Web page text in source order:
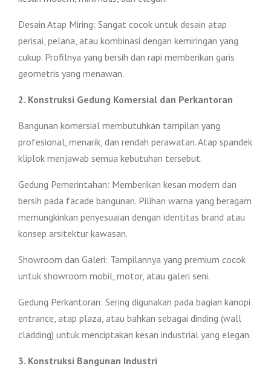
Desain Atap Miring: Sangat cocok untuk desain atap
perisai, pelana, atau kombinasi dengan kemiringan yang
cukup. Profilnya yang bersih dan rapi memberikan garis
geometris yang menawan.
2. Konstruksi Gedung Komersial dan Perkantoran
Bangunan komersial membutuhkan tampilan yang
profesional, menarik, dan rendah perawatan. Atap spandek
kliplok menjawab semua kebutuhan tersebut.
Gedung Pemerintahan: Memberikan kesan modern dan
bersih pada facade bangunan. Pilihan warna yang beragam
memungkinkan penyesuaian dengan identitas brand atau
konsep arsitektur kawasan.
Showroom dan Galeri: Tampilannya yang premium cocok
untuk showroom mobil, motor, atau galeri seni.
Gedung Perkantoran: Sering digunakan pada bagian kanopi
entrance, atap plaza, atau bahkan sebagai dinding (wall
cladding) untuk menciptakan kesan industrial yang elegan.
3. Konstruksi Bangunan Industri